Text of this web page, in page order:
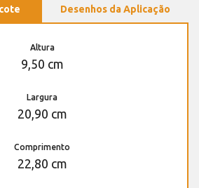
Desenhos da Aplicação
Altura
9,50 cm
Largura
20,90 cm
Comprimento
22,80 cm